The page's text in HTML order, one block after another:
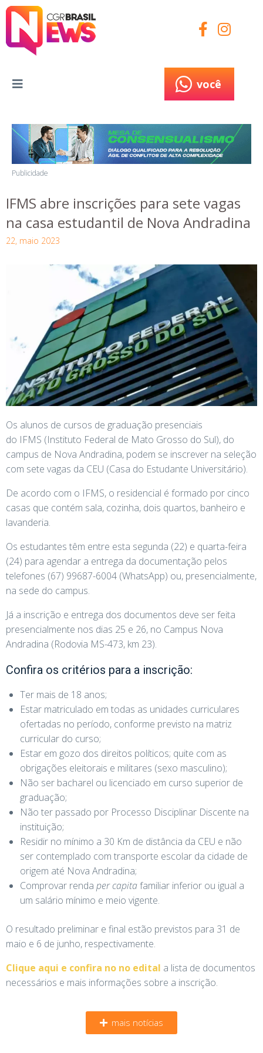
você
Publicidade
IFMS abre inscrições para sete vagas
na casa estudantil de Nova Andradina
22, maio 2023
Os alunos de cursos de graduação presenciais
do IFMS (Instituto Federal de Mato Grosso do Sul), do
campus de Nova Andradina, podem se inscrever na seleção
com sete vagas da CEU (Casa do Estudante Universitário).
De acordo com o IFMS, o residencial é formado por cinco
casas que contém sala, cozinha, dois quartos, banheiro e
lavanderia.
Os estudantes têm entre esta segunda (22) e quarta-feira
(24) para agendar a entrega da documentação pelos
telefones (67) 99687-6004 (WhatsApp) ou, presencialmente,
na sede do campus.
Já a inscrição e entrega dos documentos deve ser feita
presencialmente nos dias 25 e 26, no Campus Nova
Andradina (Rodovia MS-473, km 23).
Confira os critérios para a inscrição:
Ter mais de 18 anos;
Estar matriculado em todas as unidades curriculares
ofertadas no período, conforme previsto na matriz
curricular do curso;
Estar em gozo dos direitos políticos; quite com as
obrigações eleitorais e militares (sexo masculino);
Não ser bacharel ou licenciado em curso superior de
graduação;
Não ter passado por Processo Disciplinar Discente na
instituição;
Residir no mínimo a 30 Km de distância da CEU e não
ser contemplado com transporte escolar da cidade de
origem até Nova Andradina;
Comprovar renda per capitafamiliar inferior ou igual a
um salário mínimo e meio vigente.
O resultado preliminar e final estão previstos para 31 de
maio e 6 de junho, respectivamente.
Clique aqui e confira no no edital a lista de documentos
necessários e mais informações sobre a inscrição.
mais notícias